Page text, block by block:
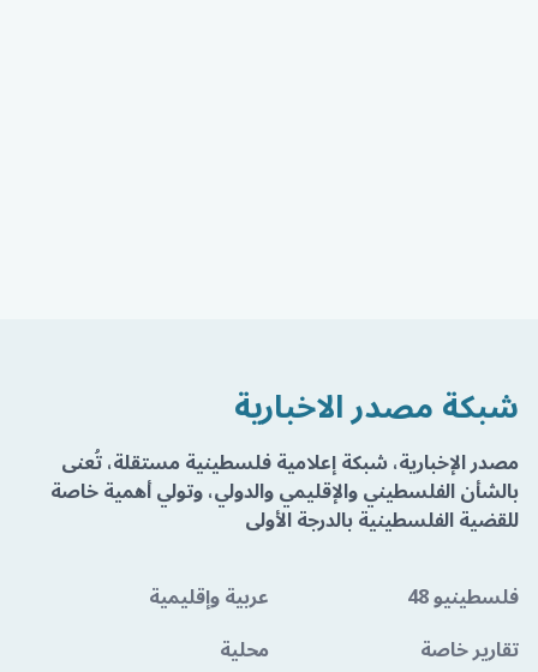
شبكة مصدر الاخبارية
مصدر الإخبارية، شبكة إعلامية فلسطينية مستقلة، تُعنى
بالشأن الفلسطيني والإقليمي والدولي، وتولي أهمية خاصة
للقضية الفلسطينية بالدرجة الأولى
فلسطينيو 48
عربية وإقليمية
تقارير خاصة
محلية